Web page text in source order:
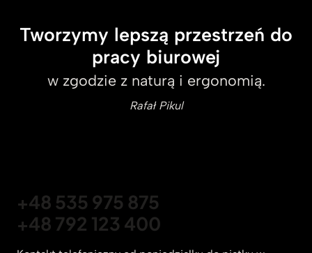
Tworzymy lepszą przestrzeń do
pracy biurowej
w zgodzie z naturą i ergonomią.
Rafał Pikul
+48 535 975 875
+48 792 123 400